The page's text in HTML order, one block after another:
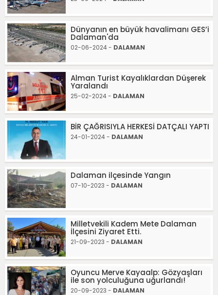
Dünyanın en büyük havalimanı GES’i
Dalaman'da
02-06-2024 - DALAMAN
Alman Turist Kayalıklardan Düşerek
Yaralandı
25-02-2024 - DALAMAN
BİR ÇAĞRISIYLA HERKESİ DATÇALI YAPTI
24-01-2024 - DALAMAN
Dalaman ilçesinde Yangın
07-10-2023 - DALAMAN
Milletvekili Kadem Mete Dalaman
İlçesini Ziyaret Etti.
21-09-2023 - DALAMAN
Oyuncu Merve Kayaalp: Gözyaşları
ile son yolculuğuna uğurlandı!
20-09-2023 - DALAMAN